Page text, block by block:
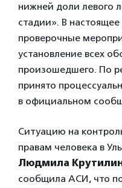
нижней доли левого
стадии». В
проверочные
установление всех
произошедшего. По
принято
в официальном
Ситуацию на
правам человека в
Людмила
сообщила АСИ, что